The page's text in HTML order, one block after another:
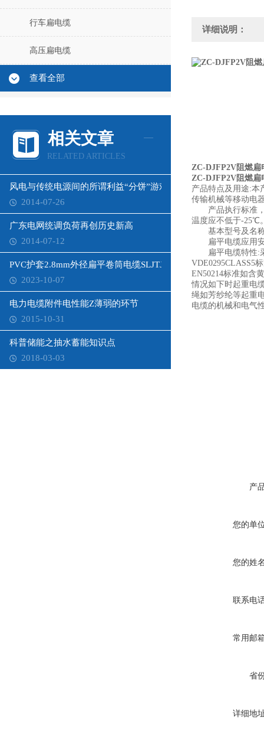
行车扁电缆
高压扁电缆
查看全部
相关文章
RELATED ARTICLES
风电与传统电源间的所谓利益“分饼”游戏
2014-07-26
广东电网统调负荷再创历史新高
2014-07-12
PVC护套2.8mm外径扁平卷筒电缆SLJTJP-EURBP
2023-10-07
电力电缆附件电性能Z薄弱的环节
2015-10-31
科普储能之抽水蓄能知识点
2018-03-03
详细说明：
ZC-DJFP2V阻燃扁
ZC-DJFP2V阻燃扁
产品特点及用途:本
传输机械等移动电
产品执行标准，
温度应不低于-25℃
基本型号及名称
扁平电缆应用安
扁平电缆特性:采
VDE0295CLASS5
EN50214标准如含
情况如下时起重电
绳如芳纱纶等起重
电缆的机械和电气
产
您的单
您的姓
联系电
常用邮
省
详细地